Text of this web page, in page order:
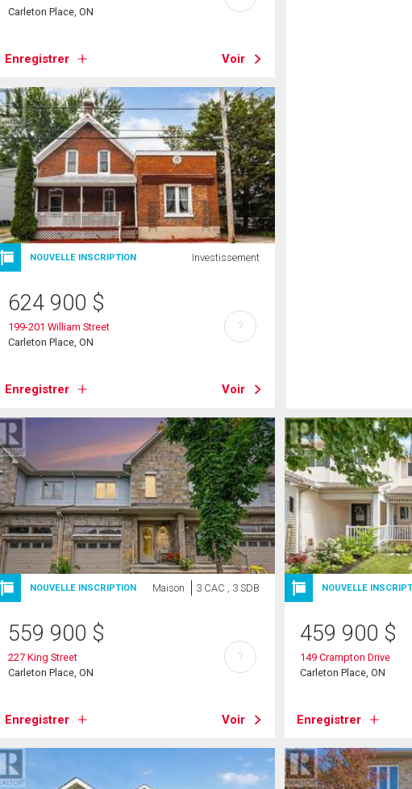
Carleton Place, ON
Enregistrer Voir
NOUVELLE INSCRIPTION Investissement
624 900 $
199-201 William Street
Carleton Place, ON
Enregistrer Voir
?
NOUVELLE INSCRIPTION Maison 3 CAC , 3 SDB
559 900 $
227 King Street
Carleton Place, ON
Enregistrer Voir
?
NOUVELLE
459 900 $
149 Crampton Drive
Carleton Place, ON
Enregistrer